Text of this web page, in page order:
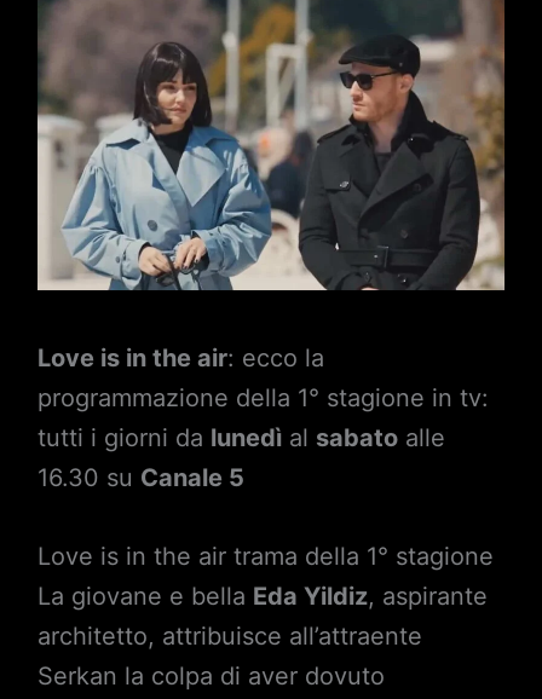
Love is in the air: ecco la
programmazione della 1° stagione in tv:
tutti i giorni da lunedìal sabatoalle
16.30 su Canale 5
Love is in the air trama della 1° stagione
La giovane e bella Eda Yildiz, aspirante
architetto, attribuisce all’attraente
Serkan la colpa di aver dovuto